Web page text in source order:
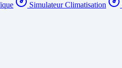
Simulateur Climatisation